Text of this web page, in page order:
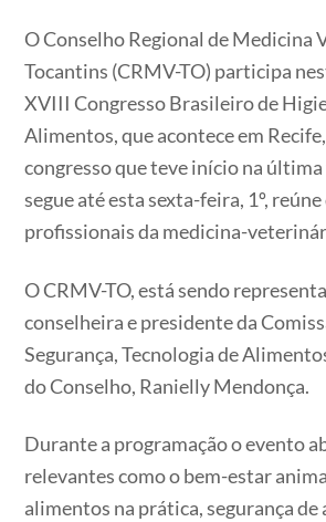
O Conselho Regional de Medicina
Tocantins (CRMV-TO) participa
XVIII Congresso Brasileiro de
Alimentos, que acontece em
congresso que teve início na
segue até esta sexta-feira, 1º,
profissionais da medicina-
O CRMV-TO, está sendo
conselheira e presidente da
Segurança, Tecnologia de
do Conselho, Ranielly Mendonça.
Durante a programação o evento
relevantes como o bem-estar
alimentos na prática, segurança